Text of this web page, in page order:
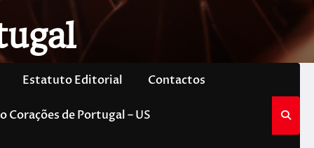
Estatuto Editorial Contactos
Corações de Portugal – US